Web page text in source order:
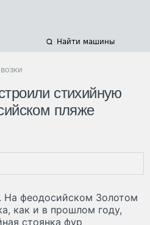
Найти машины
стихийную
пляже
На феодосийском Золотом
как и в прошлом году,
стоянка фур